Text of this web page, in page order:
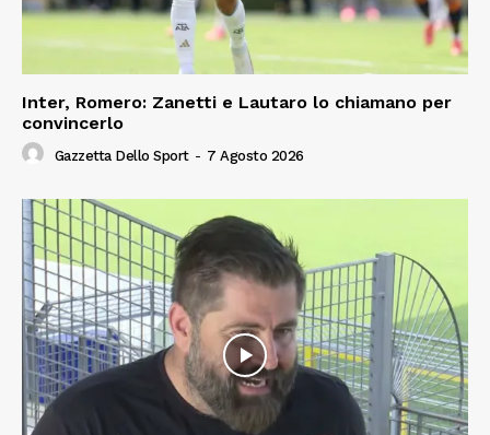
Inter, Romero: Zanetti e Lautaro lo chiamano per
convincerlo
Gazzetta Dello Sport - 7 Agosto 2026